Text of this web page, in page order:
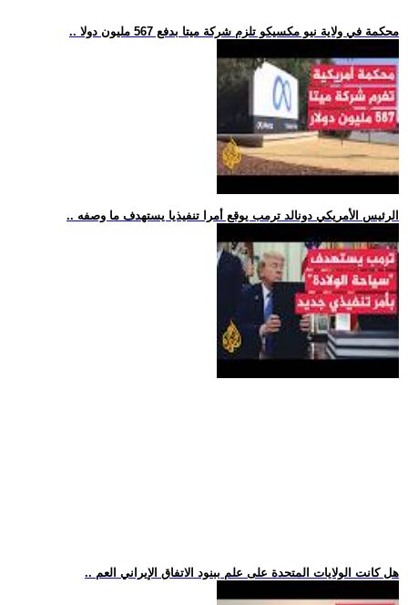
.. محكمة في ولاية نيو مكسيكو تلزم شركة ميتا بدفع 567 مليون دولا
.. الرئيس الأمريكي دونالد ترمب يوقع أمرا تنفيذيا يستهدف ما وصفه
.. هل كانت الولايات المتحدة على علم ببنود الاتفاق الإيراني العم